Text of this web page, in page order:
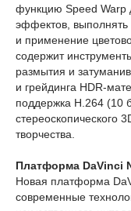
функцию Speed Warp
эффектов, выполнять
и применение
содержит
размытия и
и грейдинга HDR-
поддержка H.264 (10
стереоскопического
творчества.
Платформа DaVinci
Новая платформа
современные